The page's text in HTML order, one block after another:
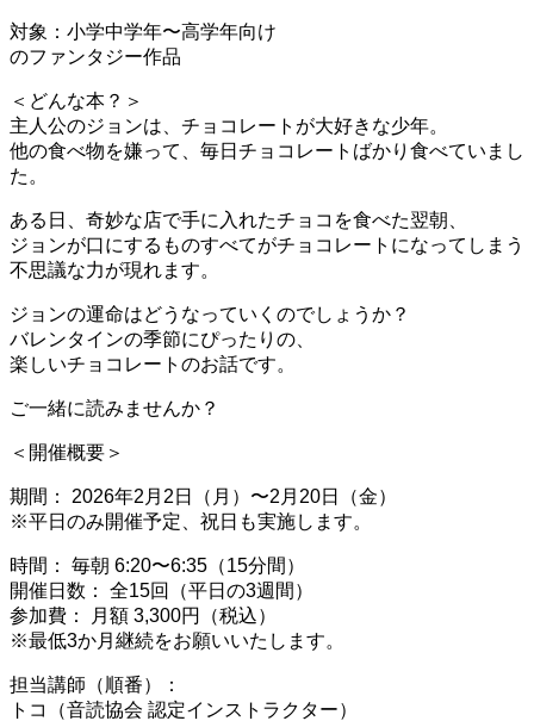
対象：小学中学年〜高学年向け
のファンタジー作品
＜どんな本？＞
主人公のジョンは、チョコレートが大好きな少年。
他の食べ物を嫌って、毎日チョコレートばかり食べていまし
た。
ある日、奇妙な店で手に入れたチョコを食べた翌朝、
ジョンが口にするものすべてがチョコレートになってしまう
不思議な力が現れます。
ジョンの運命はどうなっていくのでしょうか？
バレンタインの季節にぴったりの、
楽しいチョコレートのお話です。
ご一緒に読みませんか？
＜開催概要＞
期間： 2026年2月2日（月）〜2月20日（金）
※平日のみ開催予定、祝日も実施します。
時間： 毎朝 6:20〜6:35（15分間）
開催日数： 全15回（平日の3週間）
参加費： 月額 3,300円（税込）
※最低3か月継続をお願いいたします。
担当講師（順番）：
トコ（音読協会 認定インストラクター）